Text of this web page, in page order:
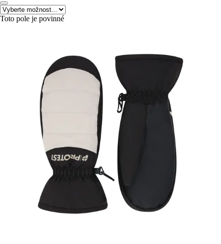
Toto pole je povinné